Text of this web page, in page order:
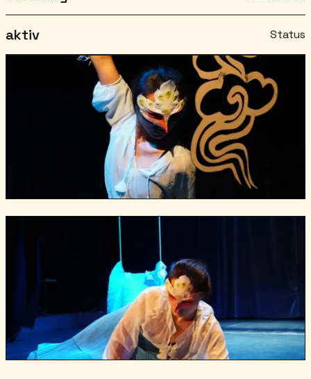
aktiv Status